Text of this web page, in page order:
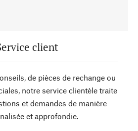
client
de pièces de rechange ou
notre service clientèle traite
et demandes de manière
et approfondie.